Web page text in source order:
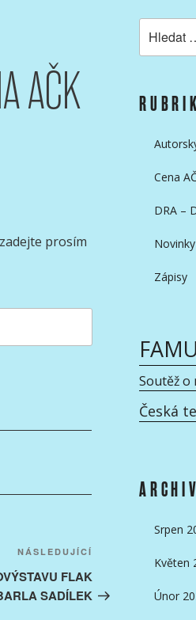
AČK
prosím
příspěvek
NÁSLEDUJÍCÍ
FLAK
SADÍLEK
Cena
DRA –
Novinky
Zápisy
FAMU
Soutěž o
Česká
Srpen
Květen
Únor